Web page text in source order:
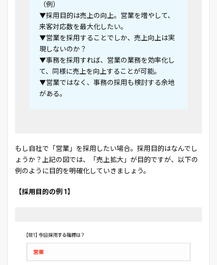
（例）
▼採用目的は売上の向上。営業を増やして、
来客対応数を最大化したい。
▼営業を採用することでしか、売上向上は実
現しないのか？
▼事務を採用すれば、営業の業務を効率化し
て、同様に売上を向上することが可能。
▼営業ではなく、事務の採用も検討する余地
がある。
もし自社で「営業」を採用したい場合。採用目的はなんでし
ょうか？上記の図では、「売上拡大」が目的ですが、以下の
例のように目的を明確化していきましょう。
【採用目的の例 1】